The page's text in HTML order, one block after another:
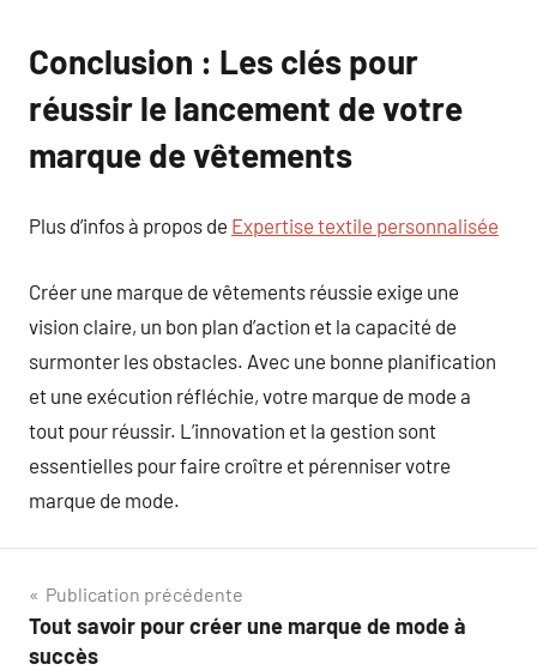
Conclusion : Les clés pour
réussir le lancement de votre
marque de vêtements
Plus d’infos à propos de Expertise textile personnalisée
Créer une marque de vêtements réussie exige une
vision claire, un bon plan d’action et la capacité de
surmonter les obstacles. Avec une bonne planification
et une exécution réfléchie, votre marque de mode a
tout pour réussir. L’innovation et la gestion sont
essentielles pour faire croître et pérenniser votre
marque de mode.
Navigation
de
Publication précédente
Tout savoir pour créer une marque de mode à
succès